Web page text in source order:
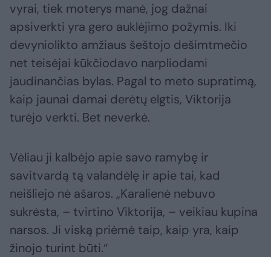
vyrai, tiek moterys manė, jog dažnai
apsiverkti yra gero auklėjimo požymis. Iki
devyniolikto amžiaus šeštojo dešimtmečio
net teisėjai kūkčiodavo narpliodami
jaudinančias bylas. Pagal to meto supratimą,
kaip jaunai damai derėtų elgtis, Viktorija
turėjo verkti. Bet neverkė.
Vėliau ji kalbėjo apie savo ramybę ir
savitvardą tą valandėlę ir apie tai, kad
neišliejo nė ašaros. „Karalienė nebuvo
sukrėsta, – tvirtino Viktorija, – veikiau kupina
narsos. Ji viską priėmė taip, kaip yra, kaip
žinojo turint būti.“